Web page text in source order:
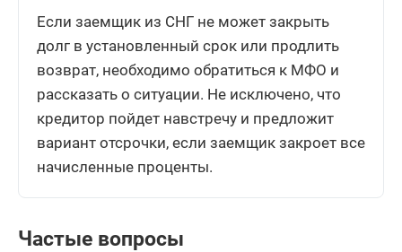
Если заемщик из СНГ не может закрыть
долг в установленный срок или продлить
возврат, необходимо обратиться к МФО и
рассказать о ситуации. Не исключено, что
кредитор пойдет навстречу и предложит
вариант отсрочки, если заемщик закроет все
начисленные проценты.
Частые вопросы